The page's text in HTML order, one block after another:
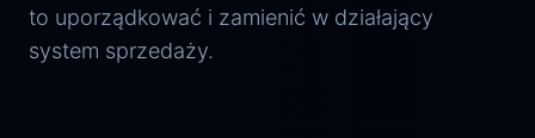
to uporządkować i zamienić w działający
system sprzedaży.